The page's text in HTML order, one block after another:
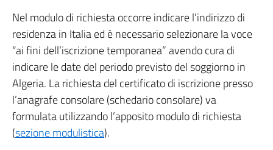
Nel modulo di richiesta occorre indicare l’indirizzo di
residenza in Italia ed è necessario selezionare la voce
“ai fini dell’iscrizione temporanea” avendo cura di
indicare le date del periodo previsto del soggiorno in
Algeria. La richiesta del certificato di iscrizione presso
l’anagrafe consolare (schedario consolare) va
formulata utilizzando l’apposito modulo di richiesta
(sezione modulistica).